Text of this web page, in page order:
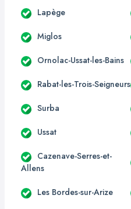
Lapège
Miglos
Ornolac-Ussat-les-Bains
Rabat-les-Trois-Seigneurs
Surba
Ussat
Cazenave-Serres-et-
Allens
Les Bordes-sur-Arize